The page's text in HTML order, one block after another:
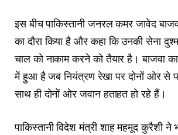
इस बीच पाकिस्तानी जनरल कमर जावेद
का दौरा किया है और कहा कि उनकी सेना
चाल को नाकाम करने को तैयार है। बाजवा
में हुआ है जब नियंत्रण रेखा पर दोनों ओर से
साथ ही दोनों ओर जवान हताहत हो रहे हैं।
पाकिस्तानी विदेश मंत्री शाह महमूद कुरैशी